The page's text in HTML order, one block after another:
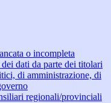
o incompleta
dati da parte dei titolari
di amministrazione, di
regionali/provinciali